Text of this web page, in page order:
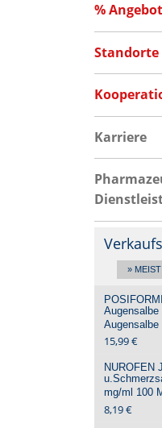
%
Standorte
Karriere
»
Augensalbe
Augensalbe
15,99 €
NUROFEN
mg/ml 100
8,19 €